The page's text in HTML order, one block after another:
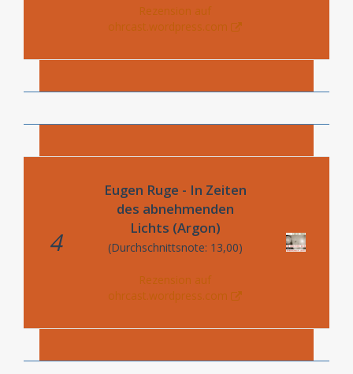
Rezension auf
ohrcast.wordpress.com
4
Eugen Ruge - In Zeiten
des abnehmenden
Lichts (Argon)
(Durchschnittsnote: 13,00)
Rezension auf
ohrcast.wordpress.com